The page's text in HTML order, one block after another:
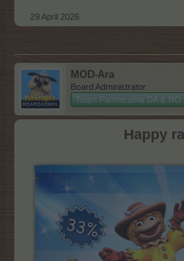
29 April 2026
MOD-Ara
Board Administrator
Team Farmerama DA & NO
Happy